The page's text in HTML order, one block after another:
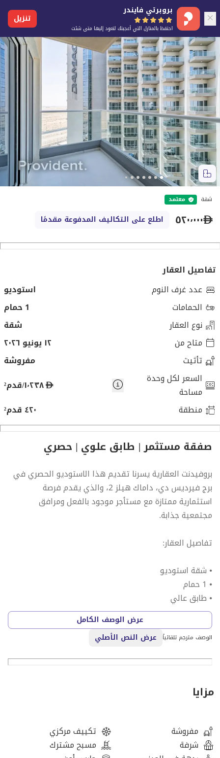
بروبرتي فايندر
احتفظ بالمنازل التي أعجبتك لتعود إليها متى شئت
تنزيل
شقة معتمد
٥٢٠٬٠٠٠ اطلع على التكاليف المدفوعة مقدمًا
تفاصيل العقار
عدد غرف النوم
استوديو
الحمامات
1 حمام
نوع العقار
شقة
متاح من
١٢ يونيو ٢٠٢٦
تأثيث
مفروشة
السعر لكل وحدة
مساحة
د
م
١٬٢٣٨/قدم²
منطقة
٤٢٠ قدم²
صفقة مستثمر | طابق علوي | حصري
بروفيدنت العقارية يسرنا تقديم هذا الاستوديو الحصري في
برج فيرديس دي، داماك هيلز 2، والذي يقدم فرصة
استثمارية ممتازة مع مستأجر موجود بالفعل ومرافق
مجتمعية جذابة.
تفاصيل العقار:
⦁ شقة استوديو
⦁ 1 حمام
⦁ طابق عالي
⦁ شرفة
⦁ المساحة المبنية: 420.76 قدم مربع
⦁ موقف سيارات مخصص
⦁ مؤجر حاليًا
⦁ إعادة بيع حقيقية
⦁ صالة رياضية مجهزة بالكامل
عرض الوصف الكامل
الوصف مترجم تلقائياً عرض النص الأصلي
مزايا
مفروشة
تكييف مركزي
شرفة
مسبح مشترك